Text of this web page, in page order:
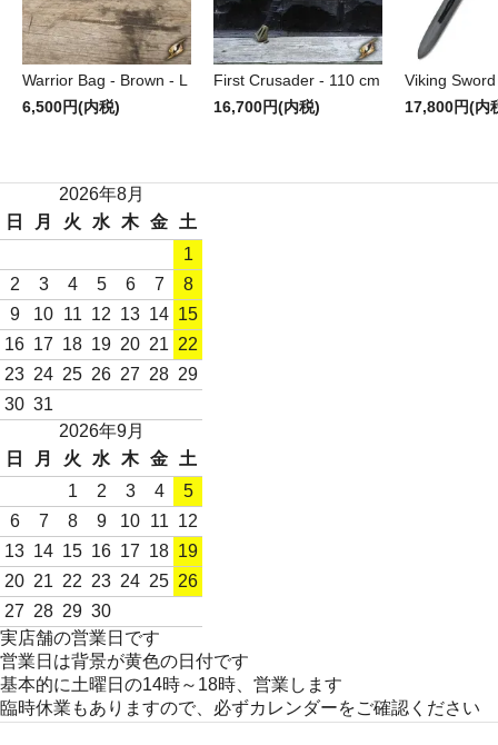
Warrior Bag - Brown - L
6,500円(内税)
First Crusader - 110 cm
16,700円(内税)
Viking Sword
17,800円(内
2026年8月
日
月 火 水 木 金
土
1
2
3 4 5 6 7
8
9
10 11 12 13 14 15
16 17 18 19 20 21 22
23 24 25 26 27 28 29
30 31
2026年9月
日
月 火 水 木 金
土
1
2 3 4
5
6
7 8 9 10 11 12
13 14 15 16 17 18 19
20 21 22 23 24 25 26
27 28 29 30
実店舗の営業日です
営業日は背景が黄色の日付です
基本的に土曜日の14時～18時、営業します
臨時休業もありますので、必ずカレンダーをご確認ください